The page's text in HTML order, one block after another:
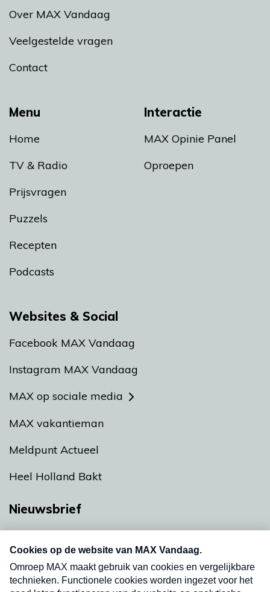
Menu
Home
TV & Radio
Prijsvragen
Puzzels
Recepten
Podcasts
Interactie
MAX Opinie Panel
Oproepen
Over MAX Vandaag
Veelgestelde vragen
Contact
Websites & Social
Facebook MAX Vandaag
Instagram MAX Vandaag
MAX op sociale media
MAX vakantieman
Meldpunt Actueel
Heel Holland Bakt
Nieuwsbrief
nieuwsbrief. Elke vrijdag- en dinsdagochtend in
uw mailbox.